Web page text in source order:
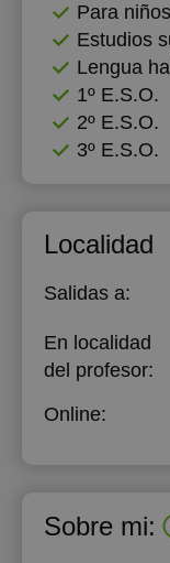
Para niños
Estudios
Lengua
1º E.S.O.
2º E.S.O.
3º E.S.O.
Localidad
Salidas a:
En localidad
del profesor:
Online:
Sobre mi: